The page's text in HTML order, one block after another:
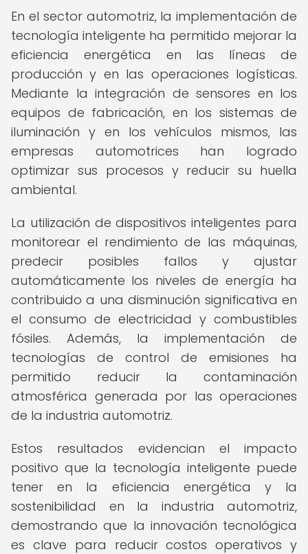
En el sector automotriz, la implementación de
tecnología inteligente ha permitido mejorar la
eficiencia energética en las líneas de
producción y en las operaciones logísticas.
Mediante la integración de sensores en los
equipos de fabricación, en los sistemas de
iluminación y en los vehículos mismos, las
empresas automotrices han logrado
optimizar sus procesos y reducir su huella
ambiental.
La utilización de dispositivos inteligentes para
monitorear el rendimiento de las máquinas,
predecir posibles fallos y ajustar
automáticamente los niveles de energía ha
contribuido a una disminución significativa en
el consumo de electricidad y combustibles
fósiles. Además, la implementación de
tecnologías de control de emisiones ha
permitido reducir la contaminación
atmosférica generada por las operaciones
de la industria automotriz.
Estos resultados evidencian el impacto
positivo que la tecnología inteligente puede
tener en la eficiencia energética y la
sostenibilidad en la industria automotriz,
demostrando que la innovación tecnológica
es clave para reducir costos operativos y